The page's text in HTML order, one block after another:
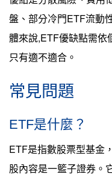
盤、部分冷門ETF流動
體來說,ETF優缺點需依
只有適不適合。
常見問題
ETF是什麼？
ETF是指數股票型基金
股內容是一籃子證券。